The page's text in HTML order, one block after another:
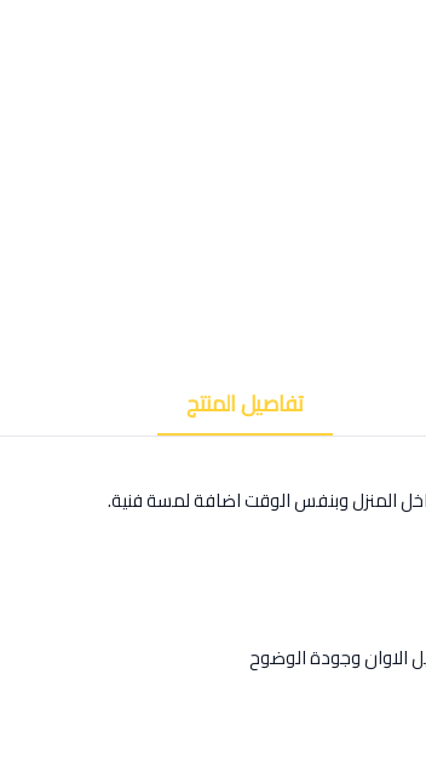
تفاصيل المنتج
المنزل وبنفس الوقت اضافة لمسة فنية.
الاوان وجودة الوضوح